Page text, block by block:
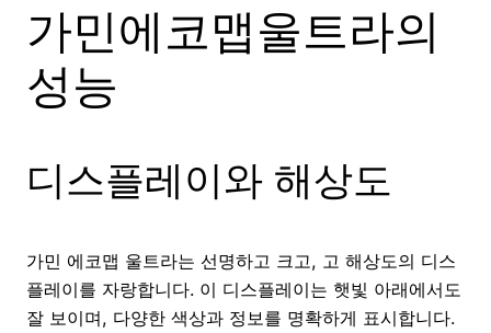
가민에코맵울트라의
성능
디스플레이와 해상도
가민 에코맵 울트라는 선명하고 크고, 고 해상도의 디스
플레이를 자랑합니다. 이 디스플레이는 햇빛 아래에서도
잘 보이며, 다양한 색상과 정보를 명확하게 표시합니다.